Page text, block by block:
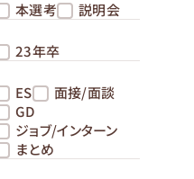
本選考
説明会
23年卒
ES
面接/面談
GD
ジョブ/インターン
まとめ